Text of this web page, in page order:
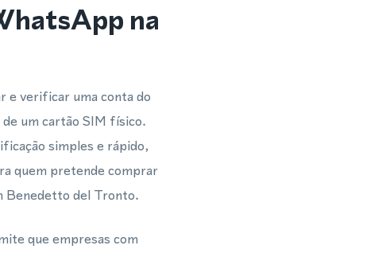
na
e verificar uma conta do
um cartão SIM físico.
simples e rápido,
quem pretende comprar
Benedetto del Tronto.
que empresas com